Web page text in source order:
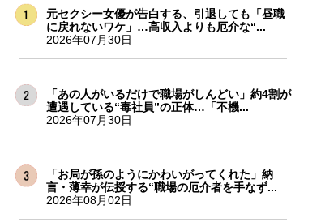
元セクシー女優が告白する、引退しても「昼職
に戻れないワケ」…高収入よりも厄介な“...
2026年07月30日
「あの人がいるだけで職場がしんどい」約4割が
遭遇している“毒社員”の正体…「不機...
2026年07月30日
「お局が孫のようにかわいがってくれた」納
言・薄幸が伝授する“職場の厄介者を手なず...
2026年08月02日